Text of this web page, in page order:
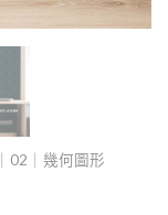
02｜幾何圖形